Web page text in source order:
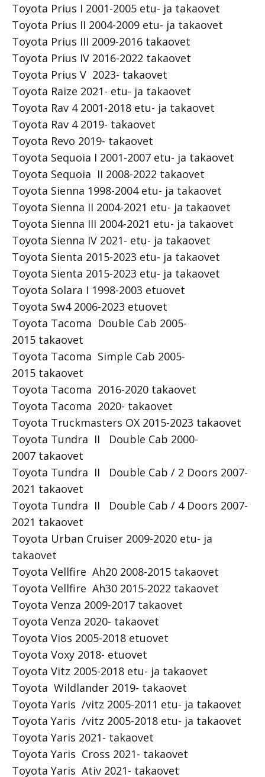
Toyota Prius I 2001-2005 etu- ja takaovet
Toyota Prius II 2004-2009 etu- ja takaovet
Toyota Prius III 2009-2016 takaovet
Toyota Prius IV 2016-2022 takaovet
Toyota Prius V 2023- takaovet
Toyota Raize 2021- etu- ja takaovet
Toyota Rav 4 2001-2018 etu- ja takaovet
Toyota Rav 4 2019- takaovet
Toyota Revo 2019- takaovet
Toyota Sequoia I 2001-2007 etu- ja takaovet
Toyota Sequoia II 2008-2022 takaovet
Toyota Sienna 1998-2004 etu- ja takaovet
Toyota Sienna II 2004-2021 etu- ja takaovet
Toyota Sienna III 2004-2021 etu- ja takaovet
Toyota Sienna IV 2021- etu- ja takaovet
Toyota Sienta 2015-2023 etu- ja takaovet
Toyota Sienta 2015-2023 etu- ja takaovet
Toyota Solara I 1998-2003 etuovet
Toyota Sw4 2006-2023 etuovet
Toyota Tacoma Double Cab 2005-
2015 takaovet
Toyota Tacoma Simple Cab 2005-
2015 takaovet
Toyota Tacoma 2016-2020 takaovet
Toyota Tacoma 2020- takaovet
Toyota Truckmasters OX 2015-2023 takaovet
Toyota Tundra II Double Cab 2000-
2007 takaovet
Toyota Tundra II Double Cab / 2 Doors 2007-
2021 takaovet
Toyota Tundra II Double Cab / 4 Doors 2007-
2021 takaovet
Toyota Urban Cruiser 2009-2020 etu- ja
takaovet
Toyota Vellfire Ah20 2008-2015 takaovet
Toyota Vellfire Ah30 2015-2022 takaovet
Toyota Venza 2009-2017 takaovet
Toyota Venza 2020- takaovet
Toyota Vios 2005-2018 etuovet
Toyota Voxy 2018- etuovet
Toyota Vitz 2005-2018 etu- ja takaovet
Toyota Wildlander 2019- takaovet
Toyota Yaris /vitz 2005-2011 etu- ja takaovet
Toyota Yaris /vitz 2005-2018 etu- ja takaovet
Toyota Yaris 2021- takaovet
Toyota Yaris Cross 2021- takaovet
Toyota Yaris Ativ 2021- takaovet